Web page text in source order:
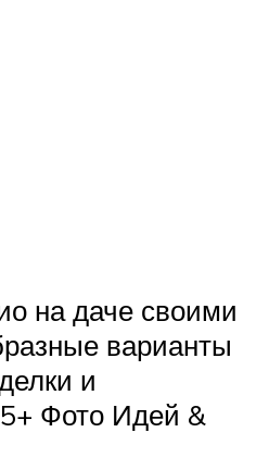
на даче своими
варианты
и
Фото Идей &